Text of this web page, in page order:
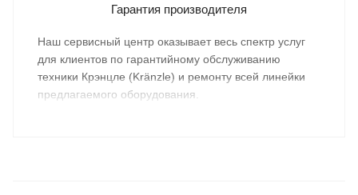
Гарантия производителя
Наш сервисный центр оказывает весь спектр услуг
для клиентов по гарантийному обслуживанию
техники Крэнцле (Kränzle) и ремонту всей линейки
предлагаемого оборудования.